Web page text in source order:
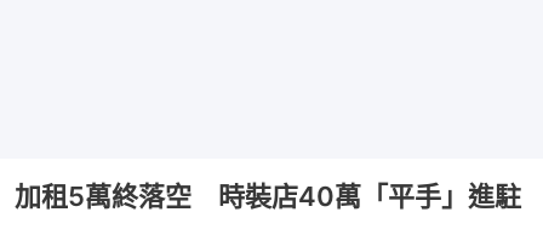
加租5萬終落空 時裝店40萬「平手」進駐